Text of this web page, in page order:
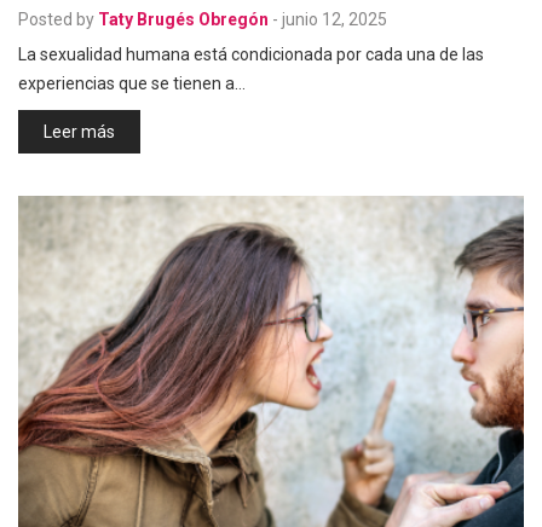
Posted by Taty Brugés Obregón - junio 12, 2025
La sexualidad humana está condicionada por cada una de las
experiencias que se tienen a…
Leer más